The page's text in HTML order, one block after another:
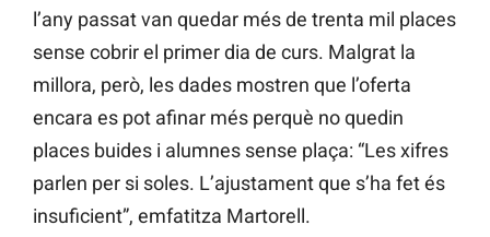
l’any passat van quedar més de trenta mil places
sense cobrir el primer dia de curs. Malgrat la
millora, però, les dades mostren que l’oferta
encara es pot afinar més perquè no quedin
places buides i alumnes sense plaça: “Les xifres
parlen per si soles. L’ajustament que s’ha fet és
insuficient”, emfatitza Martorell.